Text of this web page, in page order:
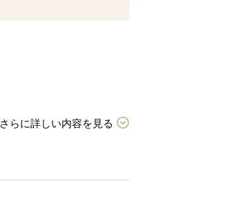
さらに詳しい内容を見る